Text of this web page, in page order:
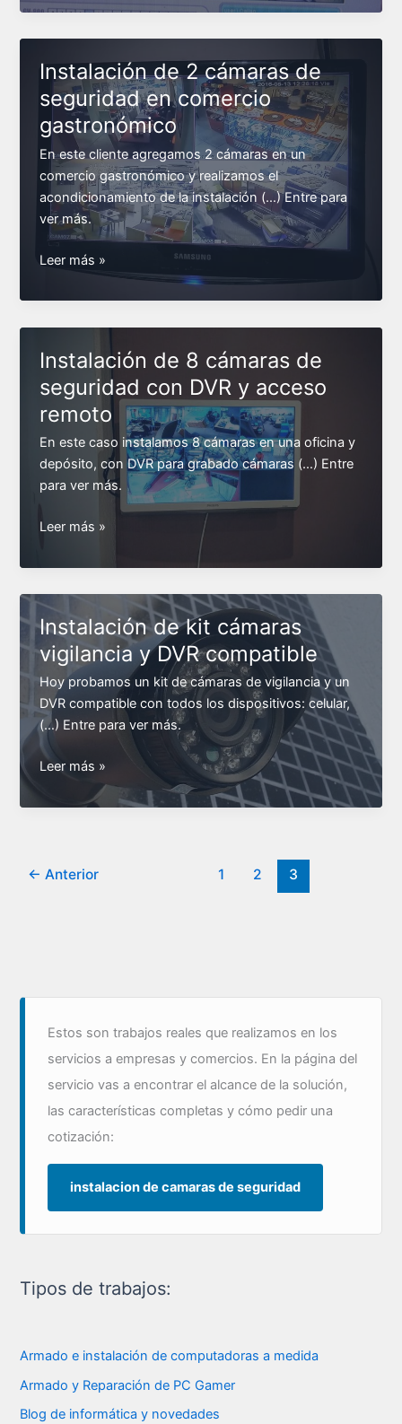
cámaras
y
en
PC
comercio
gastronómico
Instalación de 2 cámaras de
seguridad en comercio
gastronómico
En este cliente agregamos 2 cámaras en un
comercio gastronómico y realizamos el
acondicionamiento de la instalación (…) Entre para
ver más.
Instalación
2
cámaras
seguridad
en
comercio
gastronómico
Leer más »
Instalación de 8 cámaras de
seguridad con DVR y acceso
remoto
En este caso instalamos 8 cámaras en una oficina y
depósito, con DVR para grabado cámaras (…) Entre
para ver más.
Instalación
8
cámaras
de
seguridad
con
DVR
y
acceso
Leer más »
Instalación de kit cámaras
vigilancia y DVR compatible
Hoy probamos un kit de cámaras de vigilancia y un
DVR compatible con todos los dispositivos: celular,
(…) Entre para ver más.
Instalación
kit
y
Leer más »
← Anterior 1 2 3
Estos son trabajos reales que realizamos en los
servicios a empresas y comercios. En la página del
servicio vas a encontrar el alcance de la solución,
las características completas y cómo pedir una
cotización:
instalacion de camaras de seguridad
Tipos de trabajos:
Armado e instalación de computadoras a medida
Armado y Reparación de PC Gamer
Blog de informática y novedades